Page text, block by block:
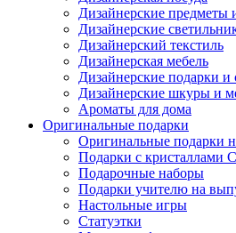
Дизайнерские предметы
Дизайнерские
Дизайнерский текстиль
Дизайнерская мебель
Дизайнерские подарки и
Дизайнерские шкуры и
Ароматы для дома
Оригинальные подарки
Оригинальные подарки
Подарки с кристаллами
Подарочные наборы
Подарки учителю на
Настольные игры
Статуэтки